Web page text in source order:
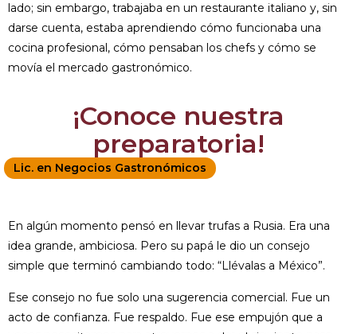
lado; sin embargo, trabajaba en un restaurante italiano y, sin
darse cuenta, estaba aprendiendo cómo funcionaba una
cocina profesional, cómo pensaban los chefs y cómo se
movía el mercado gastronómico.
¡Conoce nuestra
preparatoria!
Lic. en Negocios Gastronómicos
En algún momento pensó en llevar trufas a Rusia. Era una
idea grande, ambiciosa. Pero su papá le dio un consejo
simple que terminó cambiando todo: “Llévalas a México”.
Ese consejo no fue solo una sugerencia comercial. Fue un
acto de confianza. Fue respaldo. Fue ese empujón que a